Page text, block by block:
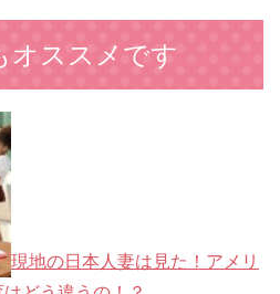
オススメです
現地の日本人妻は見た！アメリ